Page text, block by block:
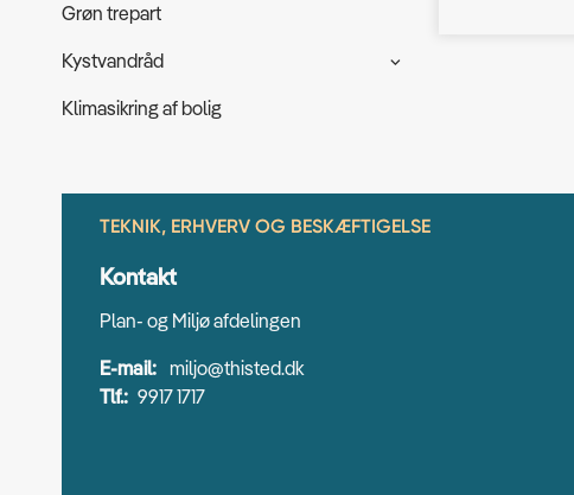
Grøn trepart
Kystvandråd
Klimasikring af bolig
TEKNIK, ERHVERV OG BESKÆFTIGELSE
Kontakt
Plan- og Miljø afdelingen
E-mail: miljo@thisted.dk
Tlf.: 9917 1717